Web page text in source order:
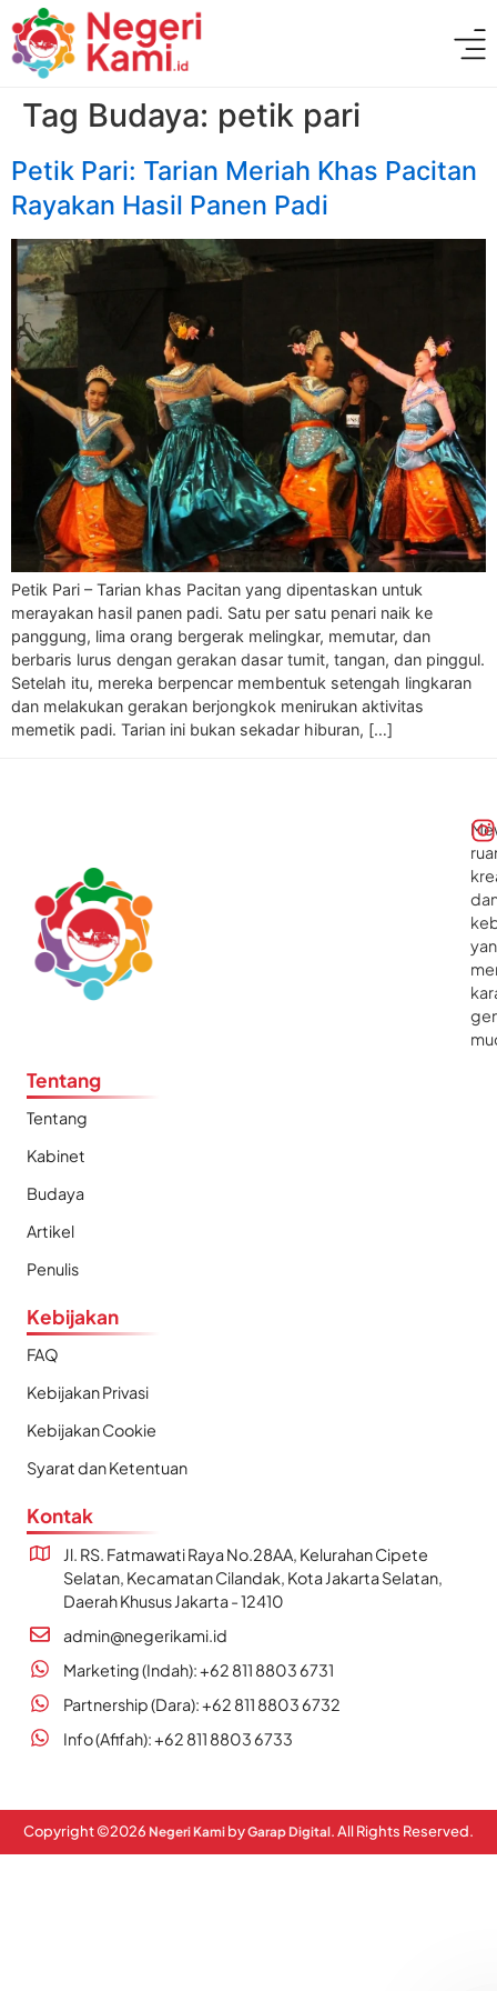
Tag Budaya: petik pari
Petik Pari: Tarian Meriah Khas Pacitan
Rayakan Hasil Panen Padi
Petik Pari – Tarian khas Pacitan yang dipentaskan untuk
merayakan hasil panen padi. Satu per satu penari naik ke
panggung, lima orang bergerak melingkar, memutar, dan
berbaris lurus dengan gerakan dasar tumit, tangan, dan pinggul.
Setelah itu, mereka berpencar membentuk setengah lingkaran
dan melakukan gerakan berjongkok menirukan aktivitas
memetik padi. Tarian ini bukan sekadar hiburan, […]
Tentang
Tentang
Kabinet
Budaya
Artikel
Penulis
Kebijakan
FAQ
Kebijakan Privasi
Kebijakan Cookie
Syarat dan Ketentuan
Kontak
Jl. RS. Fatmawati Raya No.28AA, Kelurahan Cipete
Selatan, Kecamatan Cilandak, Kota Jakarta Selatan,
Daerah Khusus Jakarta - 12410
admin@negerikami.id
Marketing (Indah): +62 811 8803 6731
Partnership (Dara): +62 811 8803 6732
Info (Afifah): +62 811 8803 6733
Copyright ©2026 Negeri Kami byGarap Digital. All Rights Reserved.